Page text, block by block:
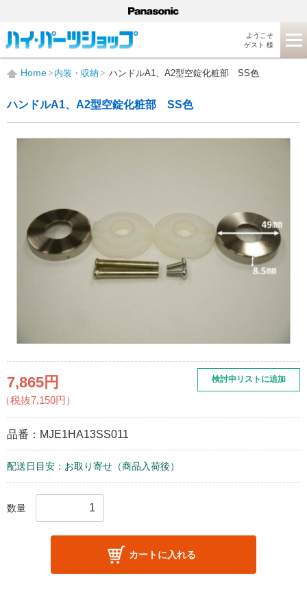
ようこそ
ゲスト 様
Home 内装・収納 ハンドルA1、A2型空錠化粧部 SS色
ハンドルA1、A2型空錠化粧部 SS色
7,865円
（税抜7,150円）
品番： MJE1HA13SS011
配送日目安：お取り寄せ（商品入荷後）
検討中リストに追加
数量
カートに入れる